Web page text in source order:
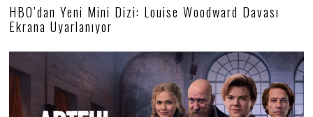
HBO’dan Yeni Mini Dizi: Louise Woodward Davası
Ekrana Uyarlanıyor